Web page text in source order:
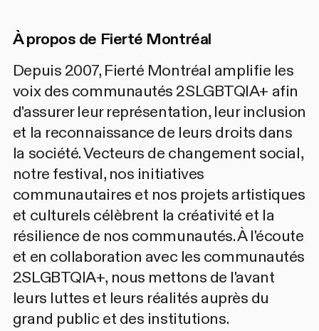
À propos de Fierté Montréal
Depuis 2007, Fierté Montréal amplifie les
voix des communautés 2SLGBTQIA+ afin
d'assurer leur représentation, leur inclusion
et la reconnaissance de leurs droits dans
la société. Vecteurs de changement social,
notre festival, nos initiatives
communautaires et nos projets artistiques
et culturels célèbrent la créativité et la
résilience de nos communautés. À l'écoute
et en collaboration avec les communautés
2SLGBTQIA+, nous mettons de l'avant
leurs luttes et leurs réalités auprès du
grand public et des institutions.